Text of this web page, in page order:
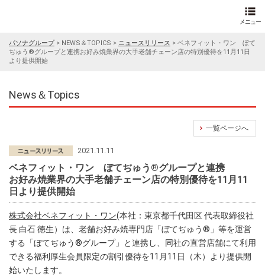
パソナグループ> NEWS＆TOPICS > ニュースリリース > ベネフィット・ワン ぼて
ぢゅう®グループと連携お好み焼業界の大手老舗チェーン店の特別優待を11月11日
より提供開始
News＆Topics
一覧ページへ
2021.11.11
ベネフィット・ワン ぼてぢゅう®グループと連携
お好み焼業界の大手老舗チェーン店の特別優待を11月11
日より提供開始
株式会社ベネフィット・ワン(本社：東京都千代田区 代表取締役社
長 白石 徳生）は、老舗お好み焼専門店「ぼてぢゅう®」等を運営
する「ぼてぢゅう®グループ」と連携し、同社の直営店舗にて利用
できる福利厚生会員限定の割引優待を11月11日（木）より提供開
始いたします。